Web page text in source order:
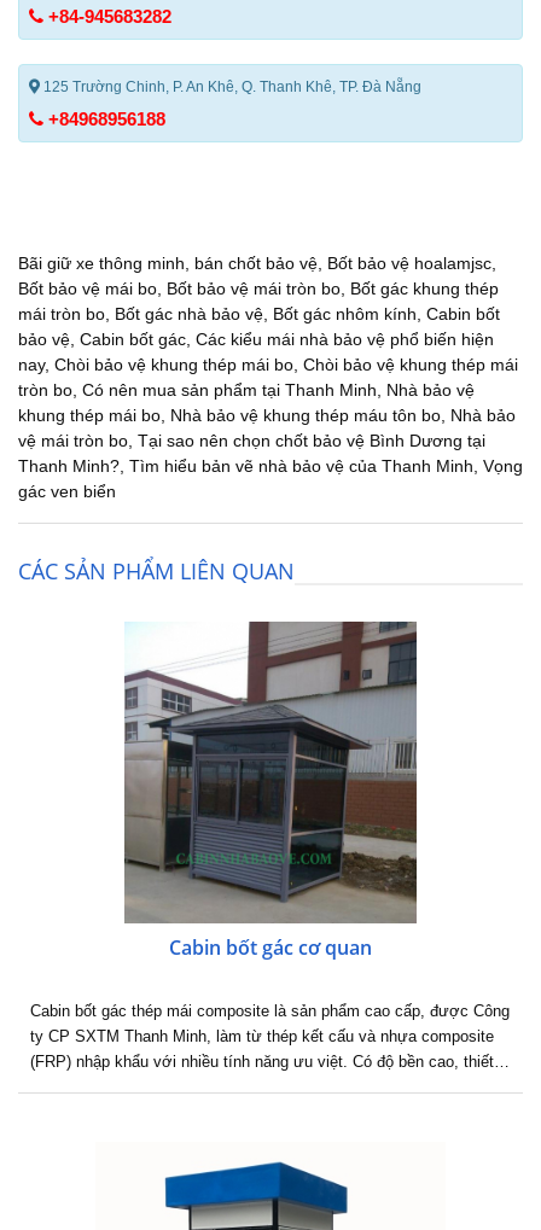
+84-945683282
125 Trường Chinh, P. An Khê, Q. Thanh Khê, TP. Đà Nẵng
+84968956188
Bãi giữ xe thông minh bán chốt bảo vệ Bốt bảo vệ hoalamjsc
Bốt bảo vệ mái bo Bốt bảo vệ mái tròn bo Bốt gác khung thép
mái tròn bo Bốt gác nhà bảo vệ Bốt gác nhôm kính Cabin bốt
bảo vệ Cabin bốt gác Các kiểu mái nhà bảo vệ phổ biến hiện
nay, Chòi bảo vệ khung thép mái bo Chòi bảo vệ khung thép mái
tròn bo Có nên mua sản phẩm tại Thanh Minh
Nhà bảo vệ
khung thép mái bo Nhà bảo vệ khung thép máu tôn bo Nhà bảo
vệ mái tròn bo Tại sao nên chọn chốt bảo vệ Bình Dương tại
Thanh Minh? Tìm hiểu bản vẽ nhà bảo vệ của Thanh Minh Vọng
gác ven biển
CÁC SẢN PHẨM LIÊN QUAN
Cabin bốt gác cơ quan
Cabin bốt gác thép mái composite là sản phẩm cao cấp, được Công
ty CP SXTM Thanh Minh, làm từ thép kết cấu và nhựa composite
(FRP) nhập khẩu với nhiều tính năng ưu việt. Có độ bền cao, thiết…